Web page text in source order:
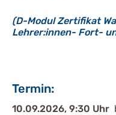
(D-Modul Zertifikat
Lehrer:innen- Fort-
Termin:
10.09.2026, 9:30 Uhr